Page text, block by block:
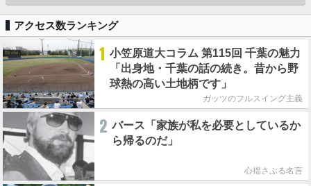
アクセス数ランキング
1 小笠原道大コラム 第115回 千葉の魅力
「出身地・千葉の話の続き。昔から野
球熱の高い土地柄です」
ガッツのフルスイング主義
2 バース「家族が私を必要としているか
ら帰るのだ」
心揺さぶる名言